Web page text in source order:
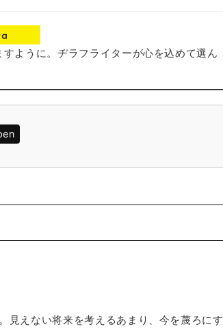
ように。ヂラフライターが心を込めて選ん
見えない将来を考えるあまり、今を蔑ろにす